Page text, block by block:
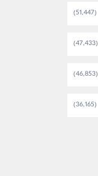
(51,447)
(47,433)
(46,853)
(36,165)